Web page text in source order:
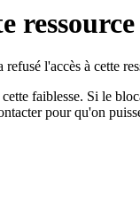
l'accès à cette
faiblesse. Si le
pour qu'on